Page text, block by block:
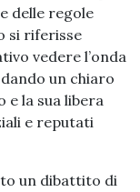
delle regole
si riferisse
vedere l’onda
un chiaro
la sua libera
e reputati
un dibattito di